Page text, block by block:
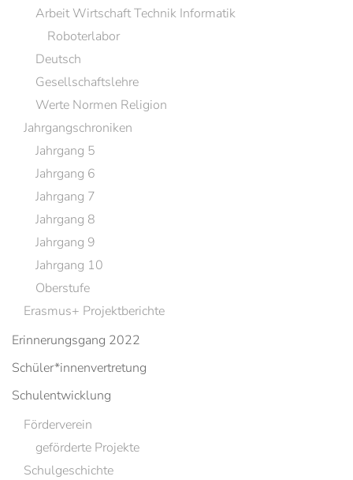
Arbeit Wirtschaft Technik Informatik
Roboterlabor
Deutsch
Gesellschaftslehre
Werte Normen Religion
Jahrgangschroniken
Jahrgang 5
Jahrgang 6
Jahrgang 7
Jahrgang 8
Jahrgang 9
Jahrgang 10
Oberstufe
Erasmus+ Projektberichte
Erinnerungsgang 2022
Schüler*innenvertretung
Schulentwicklung
Förderverein
geförderte Projekte
Schulgeschichte